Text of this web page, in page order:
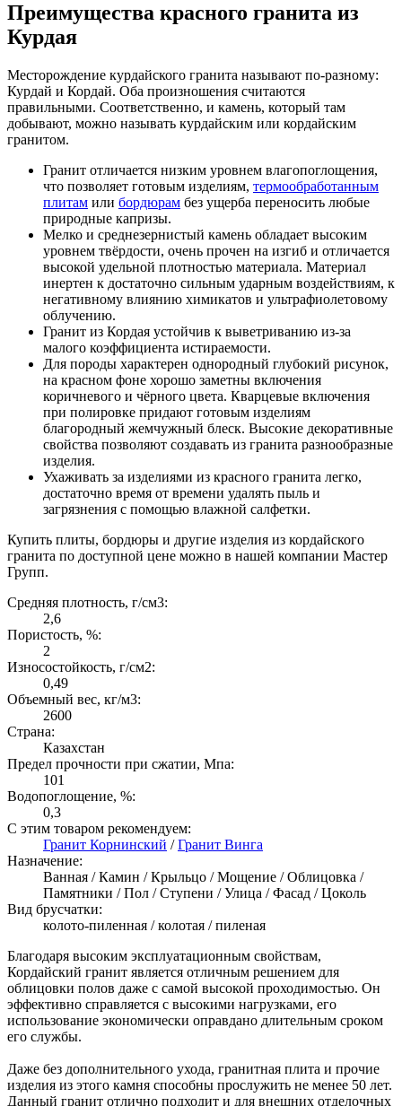
Преимущества красного гранита из
Курдая
Месторождение курдайского гранита называют по-разному:
Курдай и Кордай. Оба произношения считаются
правильными. Соответственно, и камень, который там
добывают, можно называть курдайским или кордайским
гранитом.
Гранит отличается низким уровнем влагопоглощения,
что позволяет готовым изделиям, термообработанным
плитам или бордюрам без ущерба переносить любые
природные капризы.
Мелко и среднезернистый камень обладает высоким
уровнем твёрдости, очень прочен на изгиб и отличается
высокой удельной плотностью материала. Материал
инертен к достаточно сильным ударным воздействиям, к
негативному влиянию химикатов и ультрафиолетовому
облучению.
Гранит из Кордая устойчив к выветриванию из-за
малого коэффициента истираемости.
Для породы характерен однородный глубокий рисунок,
на красном фоне хорошо заметны включения
коричневого и чёрного цвета. Кварцевые включения
при полировке придают готовым изделиям
благородный жемчужный блеск. Высокие декоративные
свойства позволяют создавать из гранита разнообразные
изделия.
Ухаживать за изделиями из красного гранита легко,
достаточно время от времени удалять пыль и
загрязнения с помощью влажной салфетки.
Купить плиты, бордюры и другие изделия из кордайского
гранита по доступной цене можно в нашей компании Мастер
Групп.
Средняя плотность, г/см3:
2,6
Пористость, %:
2
Износостойкость, г/см2:
0,49
Объемный вес, кг/м3:
2600
Страна:
Казахстан
Предел прочности при сжатии, Мпа:
101
Водопоглощение, %:
0,3
С этим товаром рекомендуем:
Гранит Корнинский /Гранит Винга
Назначение:
Ванная / Камин / Крыльцо / Мощение / Облицовка /
Памятники / Пол / Ступени / Улица / Фасад / Цоколь
Вид брусчатки:
колото-пиленная / колотая / пиленая
Благодаря высоким эксплуатационным свойствам,
Кордайский гранит является отличным решением для
облицовки полов даже с самой высокой проходимостью. Он
эффективно справляется с высокими нагрузками, его
использование экономически оправдано длительным сроком
его службы.
Даже без дополнительного ухода, гранитная плита и прочие
изделия из этого камня способны прослужить не менее 50 лет.
Данный гранит отлично подходит и для внешних отделочных